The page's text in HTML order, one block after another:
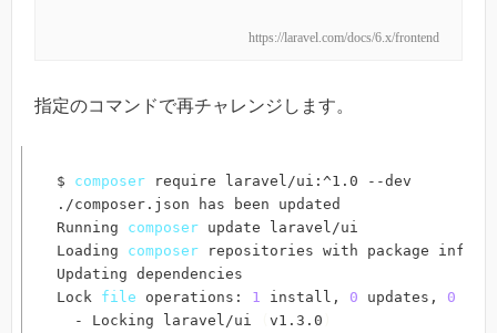
https://laravel.com/docs/6.x/frontend
指定のコマンドで再チャレンジします。
$ composer require laravel/ui:^1.0 --dev
./composer.json has been updated
Running composer update laravel/ui
Loading composer repositories with package
Updating dependencies
Lock file operations: 1 install, 0 updates, 0
  - Locking laravel/ui
v1.3.0